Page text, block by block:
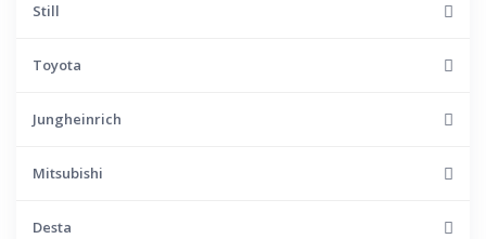
Still
Toyota
Jungheinrich
Mitsubishi
Desta